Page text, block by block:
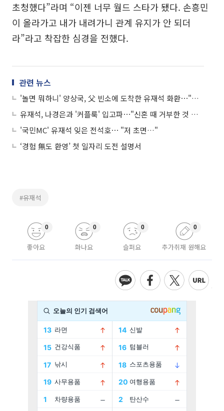
초청했다”라며 “이젠 너무 월드 스타가 됐다. 손흥민
이 올라가고 내가 내려가니 관계 유지가 안 되더
라”라고 착잡한 심경을 전했다.
관련 뉴스
'놀면 뭐하니' 양상국, 父 빈소에 도착한 유재석 화환⋯"다 치워라"
유재석, 나경은과 '커플룩' 입고파⋯"신혼 때 거부한 것 후회"
'국민MC' 유재석 잊은 전석호⋯ "저 초면…"
‘경험 無도 환영’ 첫 일자리 도전 설명서
#유재석
좋아요
0
화나요
0
슬퍼요
0
추가취재 원해요
0